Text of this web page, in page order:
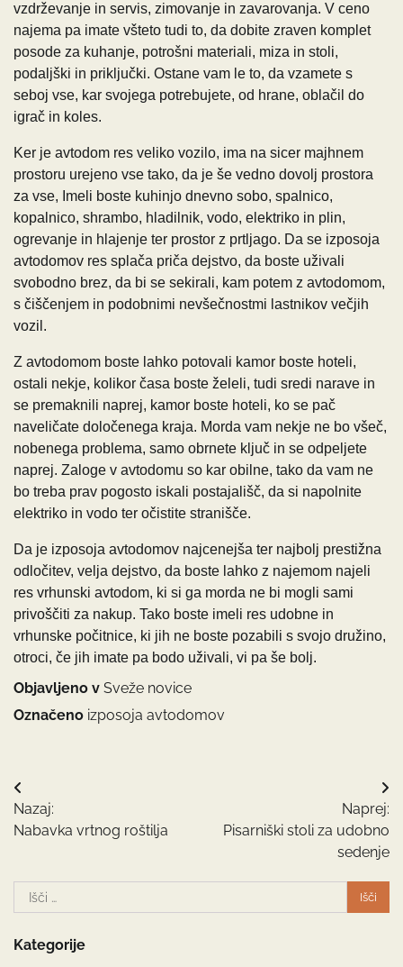
vzdrževanje in servis, zimovanje in zavarovanja. V ceno
najema pa imate všteto tudi to, da dobite zraven komplet
posode za kuhanje, potrošni materiali, miza in stoli,
podaljški in priključki. Ostane vam le to, da vzamete s
seboj vse, kar svojega potrebujete, od hrane, oblačil do
igrač in koles.
Ker je avtodom res veliko vozilo, ima na sicer majhnem
prostoru urejeno vse tako, da je še vedno dovolj prostora
za vse, Imeli boste kuhinjo dnevno sobo, spalnico,
kopalnico, shrambo, hladilnik, vodo, elektriko in plin,
ogrevanje in hlajenje ter prostor z prtljago. Da se izposoja
avtodomov res splača priča dejstvo, da boste uživali
svobodno brez, da bi se sekirali, kam potem z avtodomom,
s čiščenjem in podobnimi nevšečnostmi lastnikov večjih
vozil.
Z avtodomom boste lahko potovali kamor boste hoteli,
ostali nekje, kolikor časa boste želeli, tudi sredi narave in
se premaknili naprej, kamor boste hoteli, ko se pač
naveličate določenega kraja. Morda vam nekje ne bo všeč,
nobenega problema, samo obrnete ključ in se odpeljete
naprej. Zaloge v avtodomu so kar obilne, tako da vam ne
bo treba prav pogosto iskali postajališč, da si napolnite
elektriko in vodo ter očistite stranišče.
Da je izposoja avtodomov najcenejša ter najbolj prestižna
odločitev, velja dejstvo, da boste lahko z najemom najeli
res vrhunski avtodom, ki si ga morda ne bi mogli sami
privoščiti za nakup. Tako boste imeli res udobne in
vrhunske počitnice, ki jih ne boste pozabili s svojo družino,
otroci, če jih imate pa bodo uživali, vi pa še bolj.
Objavljeno v Sveže novice
Označeno izposoja avtodomov
Navigacija
prispevka
Nazaj:
Nabavka vrtnog roštilja
Naprej:
Pisarniški stoli za udobno
sedenje
Išči:
Kategorije